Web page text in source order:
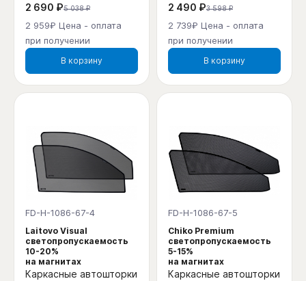
2 690 ₽5 038 ₽
2 959₽ Цена - оплата
при получении
В корзину
2 490 ₽3 598 ₽
2 739₽ Цена - оплата
при получении
В корзину
FD-H-1086-67-4
Laitovo Visual
светопропускаемость
10-20%
на магнитах
Каркасные автошторки
FD-H-1086-67-5
Chiko Premium
светопропускаемость
5-15%
на магнитах
Каркасные автошторки